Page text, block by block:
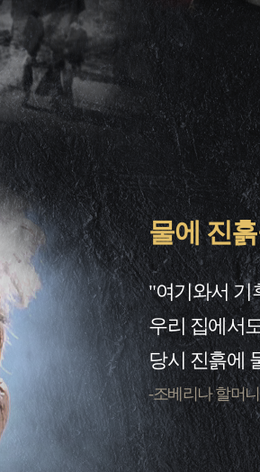
물에 진
"여기와서 기
우리 집에서
당시 진흙에
-조베리나 할머